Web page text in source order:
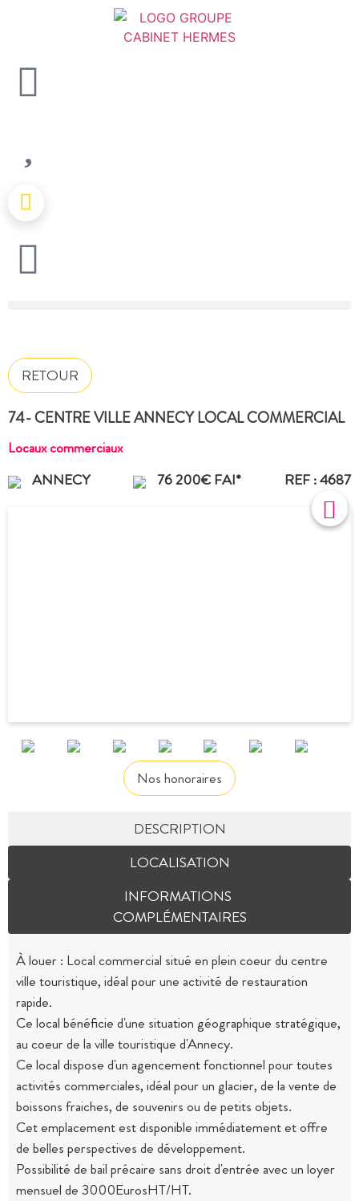
RETOUR
74- CENTRE VILLE ANNECY LOCAL COMMERCIAL
Locaux commerciaux
ANNECY
76 200€ FAI* REF : 4687
Nos honoraires
DESCRIPTION
LOCALISATION
INFORMATIONS
COMPLÉMENTAIRES
À louer : Local commercial situé en plein coeur du centre
ville touristique, idéal pour une activité de restauration
rapide.
Ce local bénéficie d'une situation géographique stratégique,
au coeur de la ville touristique d'Annecy.
Ce local dispose d'un agencement fonctionnel pour toutes
activités commerciales, idéal pour un glacier, de la vente de
boissons fraiches, de souvenirs ou de petits objets.
Cet emplacement est disponible immédiatement et offre
de belles perspectives de développement.
Possibilité de bail précaire sans droit d'entrée avec un loyer
mensuel de 3000EurosHT/HT.